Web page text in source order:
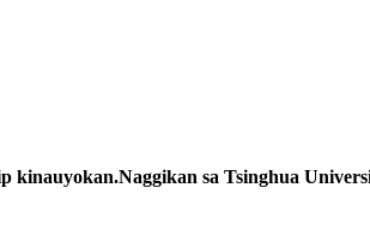
kinauyokan.Naggikan sa Tsinghua